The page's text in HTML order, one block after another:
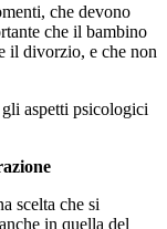
che devono
che il bambino
il divorzio, e che non
aspetti psicologici
scelta che si
in quella del